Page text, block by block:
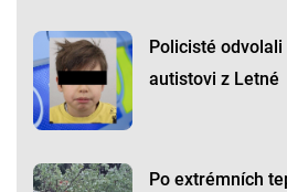
Policisté
autistovi z Letné
Po extrémních